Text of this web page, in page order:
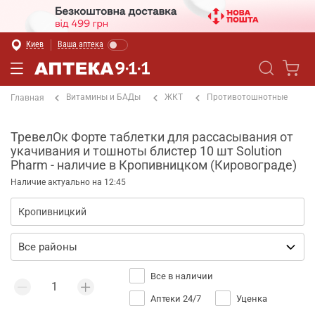
Киев Ваша аптека
Главная Витамины и БАДы ЖКТ Противотошнотные
ТревелОк Форте таблетки для рассасывания от
укачивания и тошноты блистер 10 шт Solution
Pharm - наличие в Кропивницком (Кировограде)
Наличие актуально на 12:45
Все в наличии
Аптеки 24/7 Уценка